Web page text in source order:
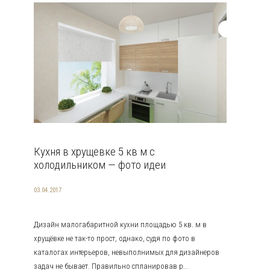
Кухня в хрущевке 5 кв м с
холодильником — фото идеи
03.04.2017
Дизайн малогабаритной кухни площадью 5 кв. м в
хрущёвке не так-то прост, однако, судя по фото в
каталогах интерьеров, невыполнимых для дизайнеров
задач не бывает. Правильно спланировав р...